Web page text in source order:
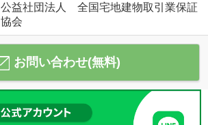
公益社団法人 全国宅地建物取引業保証
協会
お問い合わせ(無料)